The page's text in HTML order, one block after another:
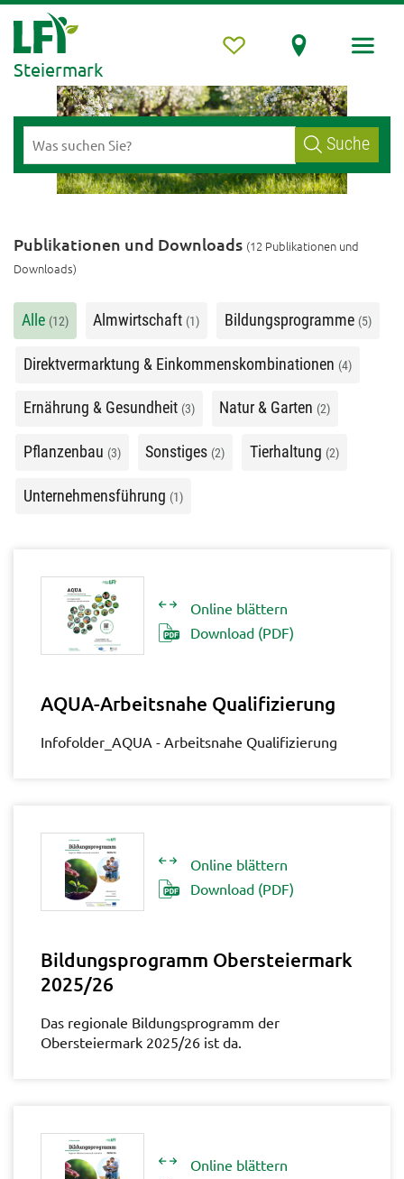
Steiermark
Suche
Publikationen und Downloads (12 Publikationen und
Downloads)
Alle (12) Almwirtschaft (1) Bildungsprogramme (5)
Direktvermarktung & Einkommenskombinationen (4)
Ernährung & Gesundheit (3) Natur & Garten (2)
Pflanzenbau (3) Sonstiges (2) Tierhaltung (2)
Unternehmensführung (1)
Online blättern
Download (PDF)
AQUA-Arbeitsnahe Qualifizierung
Infofolder_AQUA - Arbeitsnahe Qualifizierung
Online blättern
Download (PDF)
Bildungsprogramm Obersteiermark
2025/26
Das regionale Bildungsprogramm der
Obersteiermark 2025/26 ist da.
Online blättern